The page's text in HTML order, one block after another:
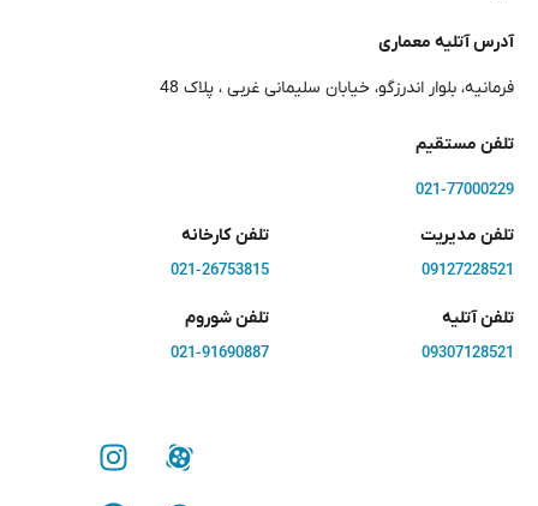
آدرس آتلیه معماری
فرمانیه، بلوار اندرزگو، خیابان سلیمانی غربی ، پلاک 48
تلفن مستقیم
021-77000229
تلفن مدیریت
09127228521
تلفن کارخانه
021-26753815
تلفن آتلیه
09307128521
تلفن شوروم
021-91690887